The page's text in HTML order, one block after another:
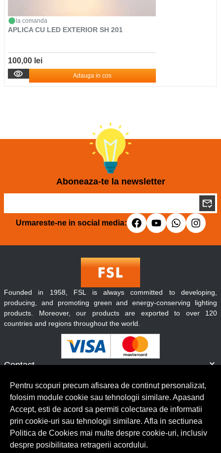
la comanda
APLICA CU LED EXTERIOR SH 201
100,00 lei
Adauga in cos
Aboneaza-te la newsletter
Urmareste-ne in social media:
Contact
Servicii clienti
Founded in 1958, FSL is always committed to developing,
producing, and promoting green and energy-conserving lighting
products. Moreover, our products are exported to over 120
countries and regions throughout the world.
© Copyright 2026 Lumilux. Toate drepturile rezervate.
Pentru scopuri precum afisarea de continut personalizat,
folosim module cookie sau tehnologii similare. Apasand
Accept, esti de acord sa permiti colectarea de informatii
prin cookie-uri sau tehnologii similare. Afla in sectiunea
Politica de Cookies mai multe despre cookie-uri, inclusiv
despre posibilitatea retragerii acordului.